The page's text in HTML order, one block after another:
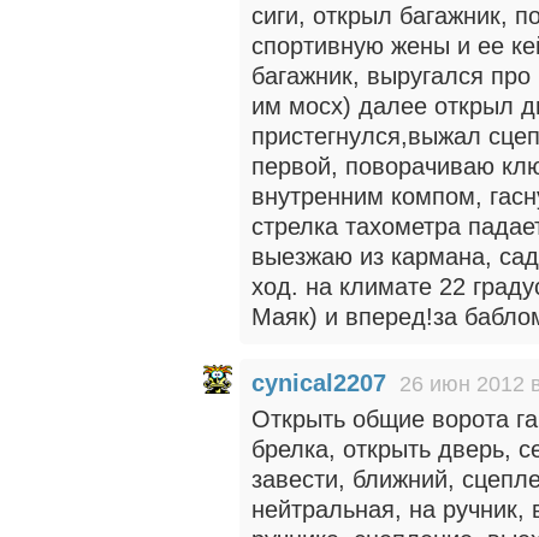
сиги, открыл багажник,
спортивную жены и ее
багажник, выругался
им мосх) далее открыл
пристегнулся,выжал
первой, поворачиваю
внутренним компом,
стрелка тахометра
выезжаю из кармана,
ход. на климате 22
Маяк) и вперед!за
cynical2207 26 июн 2012
Открыть общие ворота
брелка, открыть дверь,
завести, ближний,
нейтральная, на